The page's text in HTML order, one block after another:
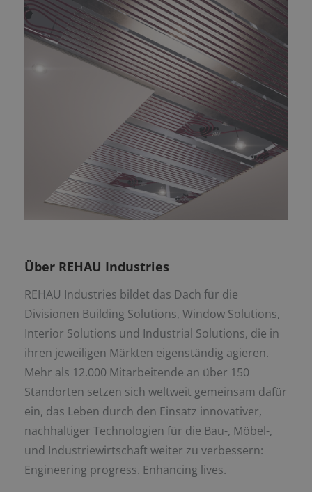
Über REHAU Industries
REHAU Industries bildet das Dach für die
Divisionen Building Solutions, Window Solutions,
Interior Solutions und Industrial Solutions, die in
ihren jeweiligen Märkten eigenständig agieren.
Mehr als 12.000 Mitarbeitende an über 150
Standorten setzen sich weltweit gemeinsam dafür
ein, das Leben durch den Einsatz innovativer,
nachhaltiger Technologien für die Bau-, Möbel-,
und Industriewirtschaft weiter zu verbessern:
Engineering progress. Enhancing lives.